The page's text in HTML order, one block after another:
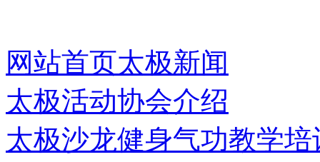
网站首页太极新闻
太极活动协会介绍
太极沙龙健身气功教学培